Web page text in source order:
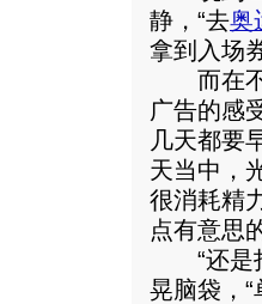
静，“去奥
拿到入场
而在不
广告的感
几天都要
天当中，
很消耗精
点有意思
“还是打
晃脑袋，“